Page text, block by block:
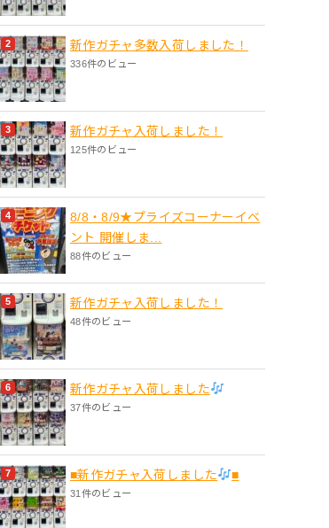
新作ガチャ多数入荷しました！
336件のビュー
新作ガチャ入荷しました！
125件のビュー
8/8・8/9★プライズコーナーイベ
ント 開催しま...
88件のビュー
新作ガチャ入荷しました！
48件のビュー
新作ガチャ入荷しました
37件のビュー
■新作ガチャ入荷しました ■
31件のビュー